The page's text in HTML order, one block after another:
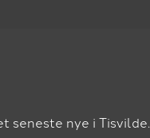
seneste nye i Tisvilde.